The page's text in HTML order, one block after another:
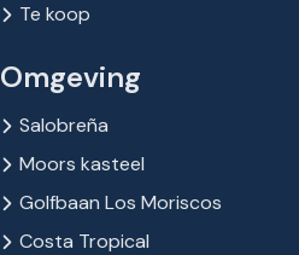
Te koop
Omgeving
Salobreña
Moors kasteel
Golfbaan Los Moriscos
Costa Tropical